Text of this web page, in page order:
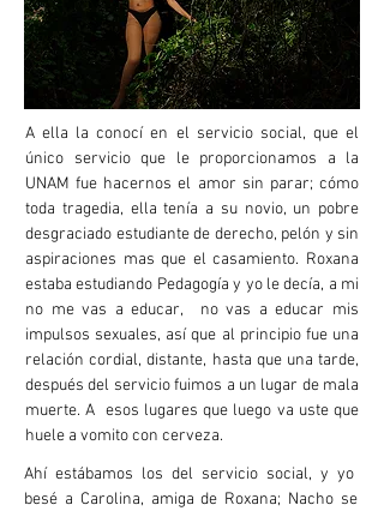
A ella la conocí en el servicio social, que el
único servicio que le proporcionamos a la
UNAM fue hacernos el amor sin parar; cómo
toda tragedia, ella tenía a su novio, un pobre
desgraciado estudiante de derecho, pelón y sin
aspiraciones mas que el casamiento. Roxana
estaba estudiando Pedagogía y yo le decía, a mi
no me vas a educar, no vas a educar mis
impulsos sexuales, así que al principio fue una
relación cordial, distante, hasta que una tarde,
después del servicio fuimos a un lugar de mala
muerte. A esos lugares que luego va uste que
huele a vomito con cerveza.
Ahí estábamos los del servicio social, y yo
besé a Carolina, amiga de Roxana; Nacho se